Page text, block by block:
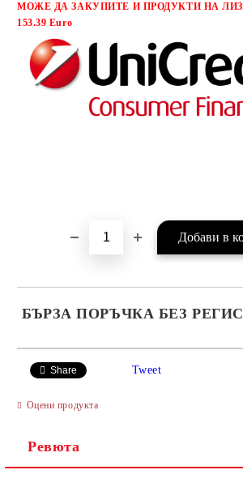
МОЖЕ ДА ЗАКУПИТЕ И ПРОДУКТИ НА
153.39 Euro
БЪРЗА ПОРЪЧКА БЕЗ
Share Tweet
Оцени продукта
Ревюта